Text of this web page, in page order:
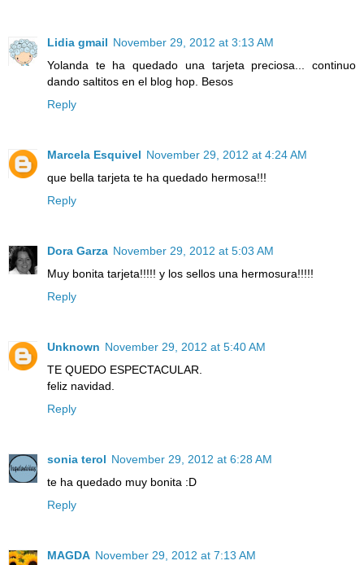
Lidia gmail November 29, 2012 at 3:13 AM
Yolanda te ha quedado una tarjeta preciosa... continuo
dando saltitos en el blog hop. Besos
Reply
Marcela Esquivel November 29, 2012 at 4:24 AM
que bella tarjeta te ha quedado hermosa!!!
Reply
Dora Garza November 29, 2012 at 5:03 AM
Muy bonita tarjeta!!!!! y los sellos una hermosura!!!!!
Reply
Unknown November 29, 2012 at 5:40 AM
TE QUEDO ESPECTACULAR.
feliz navidad.
Reply
sonia terol November 29, 2012 at 6:28 AM
te ha quedado muy bonita :D
Reply
MAGDA November 29, 2012 at 7:13 AM